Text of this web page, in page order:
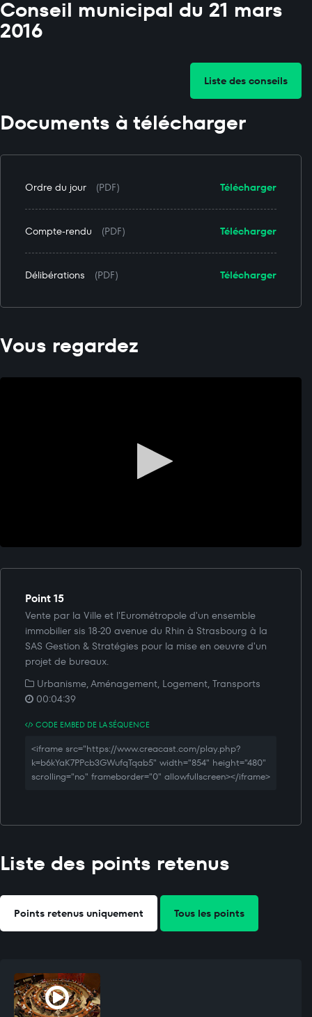
Conseil municipal du 21 mars
2016
Liste des conseils
Documents à télécharger
Télécharger
Ordre du jour (PDF)
Télécharger
Compte-rendu (PDF)
Télécharger
Délibérations (PDF)
Vous regardez
Point 15
Vente par la Ville et l'Eurométropole d'un ensemble
immobilier sis 18-20 avenue du Rhin à Strasbourg à la
SAS Gestion & Stratégies pour la mise en oeuvre d'un
projet de bureaux.
Urbanisme, Aménagement, Logement, Transports
00:04:39
CODE EMBED DE LA SÉQUENCE
<iframe src="https://www.creacast.com/play.php?
k=b6kYaK7PPcb3GWufqTqab5" width="854" height="480"
scrolling="no" frameborder="0" allowfullscreen></iframe>
Liste des points retenus
Points retenus uniquement Tous les points